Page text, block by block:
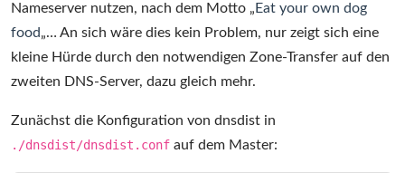
Nameserver nutzen, nach dem Motto „ Eat your own dog
food„… An sich wäre dies kein Problem, nur zeigt sich eine
kleine Hürde durch den notwendigen Zone-Transfer auf den
zweiten DNS-Server, dazu gleich mehr.
Zunächst die Konfiguration von dnsdist in
./dnsdist/dnsdist.conf auf dem Master: